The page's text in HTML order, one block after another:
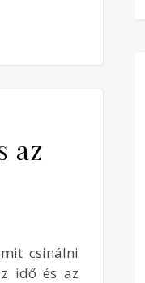
az
csinálni
idő és az